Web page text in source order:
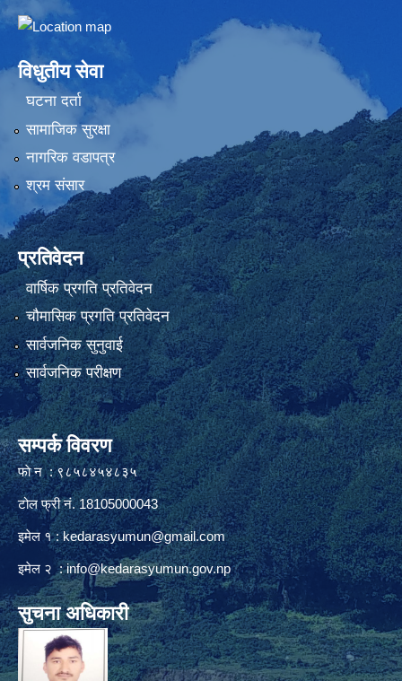
Embed Google Map
विधुतीय सेवा
घटना दर्ता
सामाजिक सुरक्षा
नागरिक वडापत्र
श्रम संसार
प्रतिवेदन
वार्षिक प्रगति प्रतिवेदन
चौमासिक प्रगति प्रतिवेदन
सार्वजनिक सुनुवाई
सार्वजनिक परीक्षण
सम्पर्क विवरण
फाे न : ९८५८४५४८३५
टोल फ्री नं. 18105000043
इमेल १ :kedarasyumun@gmail.com
इमेल २ :info@kedarasyumun.gov.np
सुचना अधिकारी